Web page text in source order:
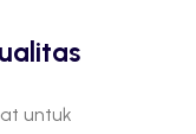
untuk